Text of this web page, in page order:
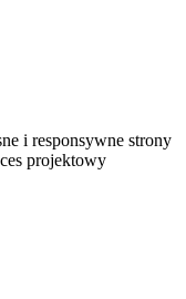
i responsywne strony
projektowy